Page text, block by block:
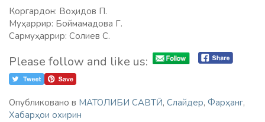
Коргардон: Воҳидов П.
Муҳаррир: Боймамадова Г.
Сармуҳаррир: Солиев С.
Please follow and like us:
Опубликовано в МАТОЛИБИ САВТӢ, Слайдер, Фарҳанг,
Хабарҳои охирин